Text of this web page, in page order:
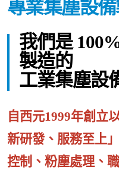
專業集塵設備
我們是
製造的
工業集塵設
自西元1999年創立
新研發、服務至上
控制、粉塵處理、